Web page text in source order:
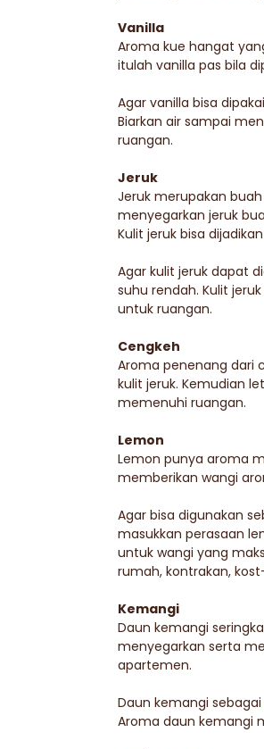
Vanilla
Aroma kue hangat
itulah vanilla pas bila
Agar vanilla bisa
Biarkan air sampai
ruangan.
Jeruk
Jeruk merupakan
menyegarkan jeruk
Kulit jeruk bisa
Agar kulit jeruk dapat
suhu rendah. Kulit
untuk ruangan.
Cengkeh
Aroma penenang dari
kulit jeruk. Kemudian
memenuhi ruangan.
Lemon
Lemon punya aroma
memberikan wangi
Agar bisa digunakan
masukkan perasaan
untuk wangi yang
rumah, kontrakan,
Kemangi
Daun kemangi
menyegarkan serta
apartemen.
Daun kemangi
Aroma daun kemangi